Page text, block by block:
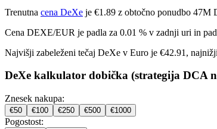
Trenutna cena DeXe je €1.89 z obtočno ponudbo 47M
Cena DEXE/EUR je padla za 0.01 % v zadnji uri in
Najvišji zabeleženi tečaj DeXe v Euro je €42.91,
DeXe kalkulator dobička (strategija DCA
Znesek nakupa:
€50 €100 €250 €500 €1000
Pogostost: